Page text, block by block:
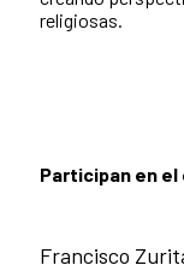
religiosas.
Participan en
Francisco